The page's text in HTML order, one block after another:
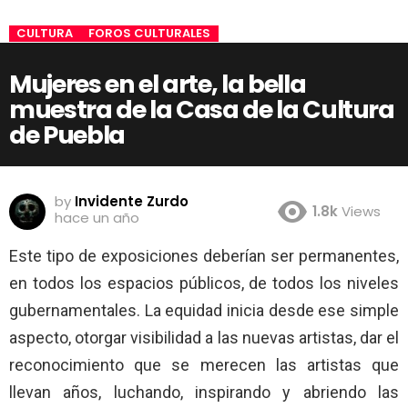
CULTURA FOROS CULTURALES
Mujeres en el arte, la bella
muestra de la Casa de la Cultura
de Puebla
by Invidente Zurdo
hace un año
1.8kViews
Este tipo de exposiciones deberían ser permanentes,
en todos los espacios públicos, de todos los niveles
gubernamentales. La equidad inicia desde ese simple
aspecto, otorgar visibilidad a las nuevas artistas, dar el
reconocimiento que se merecen las artistas que
llevan años, luchando, inspirando y abriendo las